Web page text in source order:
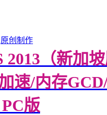
原创制作
2013（新加坡
速/内存
版